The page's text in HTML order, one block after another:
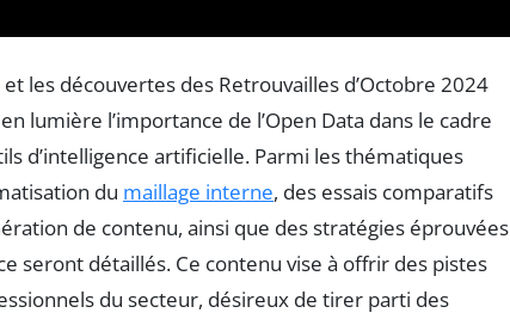
les découvertes des Retrouvailles d’Octobre 2024
lumière l’importance de l’Open Data dans le cadre
d’intelligence artificielle. Parmi les thématiques
du maillage interne, des essais comparatifs
de contenu, ainsi que des stratégies éprouvées
seront détaillés. Ce contenu vise à offrir des pistes
du secteur, désireux de tirer parti des